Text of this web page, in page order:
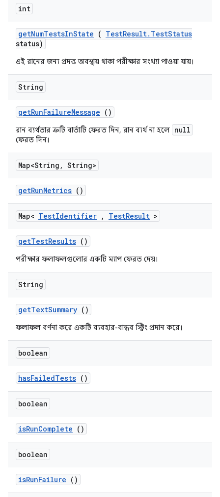
int
getNumTestsInState ( TestResult. TestStatus
status)
এই রানের জন্য প্রদত্ত অবস্থায় থাকা পরীক্ষার সংখ্যা পাওয়া যায়।
String
getRunFailureMessage ()
রান ব্যর্থতার ত্রুটি বার্তাটি ফেরত দিন, রান ব্যর্থ না হলে null
ফেরত দিন।
Map<String , String>
getRunMetrics ()
Map< TestIdentifier , TestResult >
getTestResults ()
পরীক্ষার ফলাফলগুলোর একটি ম্যাপ ফেরত দেয়।
String
getTextSummary ()
ফলাফল বর্ণনা করে একটি ব্যবহার-বান্ধব স্ট্রিং প্রদান করে।
boolean
hasFailedTests ()
boolean
isRunComplete ()
boolean
isRunFailure ()